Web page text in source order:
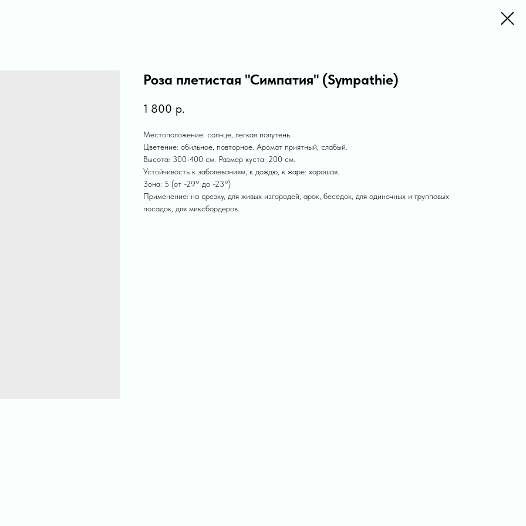
Роза плетистая "Симпатия" (Sympathie)
1 800 р.
Местоположение: солнце, легкая полутень.
Цветение: обильное, повторное. Аромат приятный, слабый.
Высота: 300-400 см. Размер куста: 200 см.
Устойчивость к заболеваниям, к дождю, к жаре: хорошая.
Зона: 5 (от -29° до -23°)
Применение: на срезку, для живых изгородей, арок, беседок, для одиночных и групповых
посадок, для миксбордеров.